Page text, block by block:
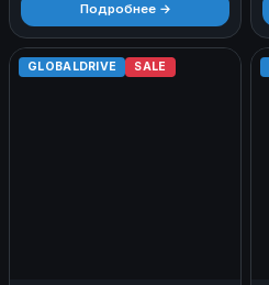
Подробнее →
GLOBALDRIVE SALE